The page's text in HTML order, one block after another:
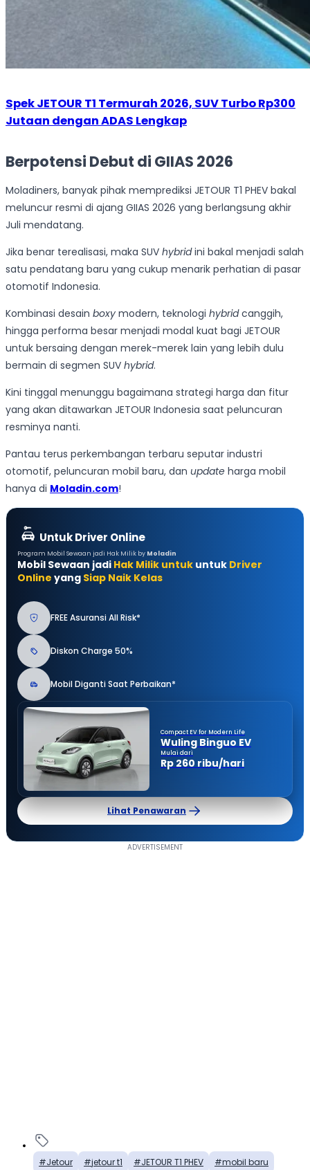
Spek JETOUR T1 Termurah 2026, SUV Turbo Rp300
Jutaan dengan ADAS Lengkap
Berpotensi Debut di GIIAS 2026
Moladiners, banyak pihak memprediksi JETOUR T1 PHEV bakal
meluncur resmi di ajang GIIAS 2026 yang berlangsung akhir
Juli mendatang.
Jika benar terealisasi, maka SUV hybridini bakal menjadi salah
satu pendatang baru yang cukup menarik perhatian di pasar
otomotif Indonesia.
Kombinasi desain boxy modern, teknologi hybridcanggih,
hingga performa besar menjadi modal kuat bagi JETOUR
untuk bersaing dengan merek-merek lain yang lebih dulu
bermain di segmen SUV hybrid.
Kini tinggal menunggu bagaimana strategi harga dan fitur
yang akan ditawarkan JETOUR Indonesia saat peluncuran
resminya nanti.
Pantau terus perkembangan terbaru seputar industri
otomotif, peluncuran mobil baru, dan update harga mobil
hanya di Moladin.com!
Untuk Driver Online
Program Mobil Sewaan jadi Hak Milik by Moladin
Mobil Sewaan jadi Hak Milik untuk untuk Driver
Online yang Siap Naik Kelas
FREE Asuransi All Risk*
Diskon Charge 50%
Mobil Diganti Saat Perbaikan*
Compact EV for Modern Life
Wuling Binguo EV
Mulai dari
Rp 260 ribu/hari
Lihat Penawaran
Jetour jetour t1 JETOUR T1 PHEV mobil baru